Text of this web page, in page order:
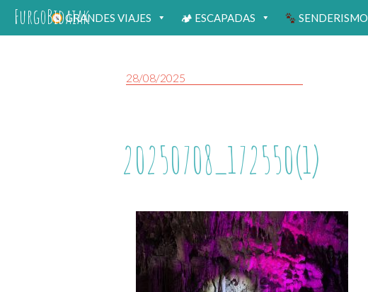
FurgoBidaiakGRANDES VIAJES 🏕 ESCAPADAS SENDERISMO
28/08/2025
20250708_172550(1)